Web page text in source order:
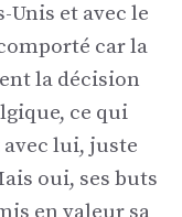
Unis et avec le
car la
la décision
ce qui
lui, juste
oui, ses buts